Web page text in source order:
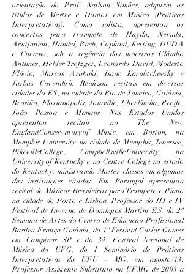
orientação do Prof. Nailson Simões, adquiriu os
títulos de Mestre e Doutor em Música (Práticas
Interpretativas). Como solista, apresentou os
concertos para trompete de Haydn, Neruda,
Arutjunian, Handel, Bach, Copland, Ketting, DUDA
e Curnow, sob a regência dos maestros Cláudio
Antunes, Helder Trefzger, Leonardo David, Modesto
Flávio, Marcos Arakaki, Isaac Karabtchevsky e
Jarbas Cavendish. Realizou recitais em diversas
cidades do ES, na cidade do Rio de Janeiro, Goiânia,
Brasília, Florianópolis, Joinville, Uberlândia, Recife,
João Pessoa e Manaus. Nos Estados Unidos
apresentou recitais no The New
EnglandConservatoryof Music, em Boston, na
Memphis University na cidade de Memphis, Tenessee,
PikevilleCollege, CampbellsvilleUniversity, na
Universityof Kentucky e no Centre College no estado
do Kentucky, ministrando Master-classes em algumas
das instituições citadas. Em Portugal apresentou
recital de Músicas Brasileiras para Trompete e Piano
na cidade do Porto e Lisboa. Professor do III e IV
Festival de Inverno de Domingos Martins ES, da 2ª
Semana de Artes do Centro de Educação Profissional
Basileu França Goiânia, do 1º Festival Carlos Gomes
em Campinas SP e do 34º Festival Nacional de
Música da UFG, do I Seminário de Práticas
Interpretativas da UFU – MG, em agosto/13.
Professor Assistente Substituto na UFMG de 2003 a